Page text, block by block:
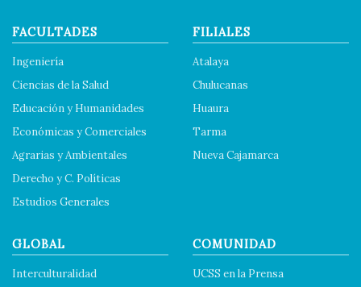
FACULTADES
Ingeniería
Ciencias de la Salud
Educación y Humanidades
Económicas y Comerciales
Agrarias y Ambientales
Derecho y C. Políticas
Estudios Generales
FILIALES
Atalaya
Chulucanas
Huaura
Tarma
Nueva Cajamarca
GLOBAL
Interculturalidad
COMUNIDAD
UCSS en la Prensa